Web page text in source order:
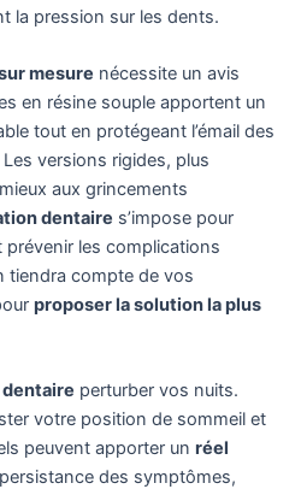
la pression sur les dents.
mesure nécessite un avis
en résine souple apportent un
tout en protégeant l’émail des
versions rigides, plus
aux grincements
dentaire s’impose pour
prévenir les complications
tiendra compte de vos
proposer la solution la plus
perturber vos nuits.
votre position de sommeil et
peuvent apporter un réel
des symptômes,